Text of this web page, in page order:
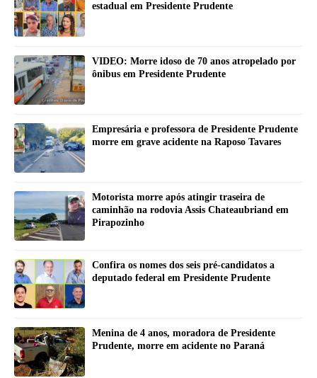
estadual em Presidente Prudente
VIDEO: Morre idoso de 70 anos atropelado por
ônibus em Presidente Prudente
Empresária e professora de Presidente Prudente
morre em grave acidente na Raposo Tavares
Motorista morre após atingir traseira de
caminhão na rodovia Assis Chateaubriand em
Pirapozinho
Confira os nomes dos seis pré-candidatos a
deputado federal em Presidente Prudente
Menina de 4 anos, moradora de Presidente
Prudente, morre em acidente no Paraná